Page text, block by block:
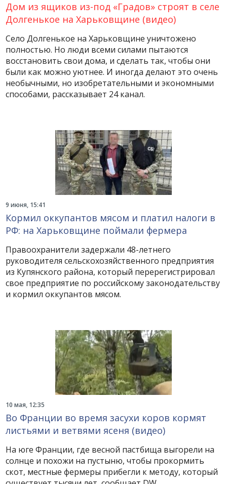
Дом из ящиков из-под «Градов» строят в селе
Долгенькое на Харьковщине (видео)
Село Долгенькое на Харьковщине уничтожено
полностью. Но люди всеми силами пытаются
восстановить свои дома, и сделать так, чтобы они
были как можно уютнее. И иногда делают это очень
необычными, но изобретательными и экономными
способами, рассказывает 24 канал.
9 июня, 15:41
Кормил оккупантов мясом и платил налоги в
РФ: на Харьковщине поймали фермера
Правоохранители задержали 48-летнего
руководителя сельскохозяйственного предприятия
из Купянского района, который перерегистрировал
свое предприятие по российскому законодательству
и кормил оккупантов мясом.
10 мая, 12:35
Во Франции во время засухи коров кормят
листьями и ветвями ясеня (видео)
На юге Франции, где весной пастбища выгорели на
солнце и похожи на пустыню, чтобы прокормить
скот, местные фермеры прибегли к методу, который